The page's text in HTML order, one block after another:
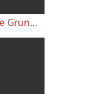
Yogastunde Mittelstufe Grundreihe: "Geistig"- Yoga Vidya Grundreihe Live 09:15 Uhr 23.09.2020